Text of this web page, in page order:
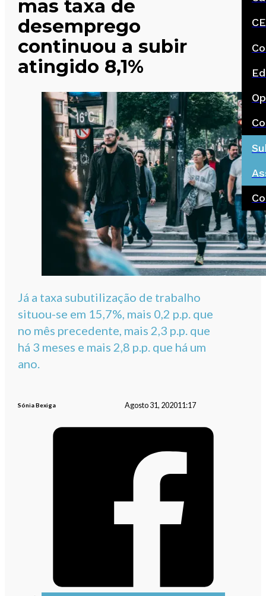
mas taxa de
desemprego
continuou a subir
atingido 8,1%
Já a taxa subutilização de trabalho
situou-se em 15,7%, mais 0,2 p.p. que
no mês precedente, mais 2,3 p.p. que
há 3 meses e mais 2,8 p.p. que há um
ano.
Sónia Bexiga Agosto 31, 202011:17